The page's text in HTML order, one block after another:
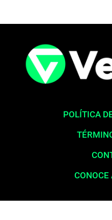
POLÍTICA
CONOCE